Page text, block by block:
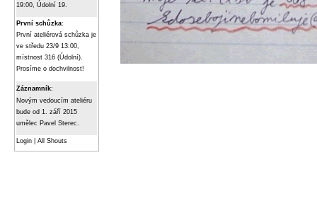
19:00, Údolní 19.
První schůzka:
První ateliérová schůzka je
ve středu 23/9 13:00,
místnost 316 (Údolní).
Prosíme o dochvilnost!
Záznamník:
Novým vedoucím ateliéru
bude od 1. září 2015
umělec Pavel Sterec.
Login All Shouts